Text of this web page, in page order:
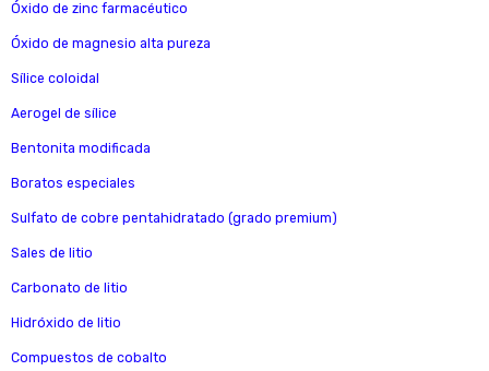
Óxido de zinc farmacéutico
Óxido de magnesio alta pureza
Sílice coloidal
Aerogel de sílice
Bentonita modificada
Boratos especiales
Sulfato de cobre pentahidratado (grado premium)
Sales de litio
Carbonato de litio
Hidróxido de litio
Compuestos de cobalto